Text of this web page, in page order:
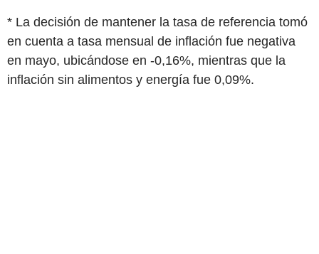
* La decisión de mantener la tasa de referencia tomó
en cuenta a tasa mensual de inflación fue negativa
en mayo, ubicándose en -0,16%, mientras que la
inflación sin alimentos y energía fue 0,09%.